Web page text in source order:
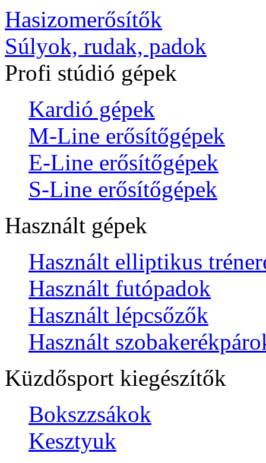
Hasizomerősítők
Súlyok, rudak, padok
Profi stúdió gépek
Kardió gépek
M-Line erősítőgépek
E-Line erősítőgépek
S-Line erősítőgépek
Használt gépek
Használt elliptikus
Használt futópadok
Használt lépcsőzők
Használt
Küzdősport kiegészítők
Bokszzsákok
Kesztyuk